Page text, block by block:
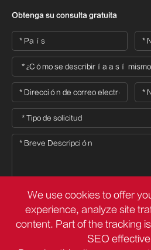
Obtenga su consulta gratuita

We use cookies to offer
experience, analyze site
content. Part of the tracking
SEO